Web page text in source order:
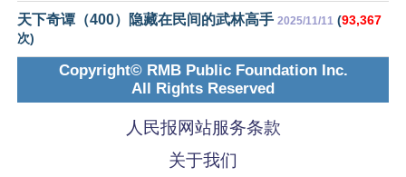
天下奇谭（400）隐藏在民间的武林高手 2025/11/11 (93,367
次)
Copyright© RMB Public Foundation Inc.
All Rights Reserved
人民报网站服务条款
关于我们